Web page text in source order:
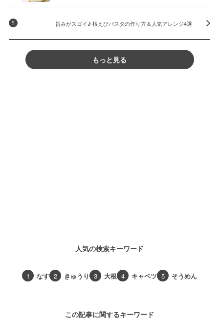
5 旨みがスゴイ♪ 桜えびパスタの作り方＆人気アレンジ4選
もっと見る
人気の検索キーワード
1 なす 2 きゅうり 3 大根 4 キャベツ 5 そうめん
この記事に関するキーワード